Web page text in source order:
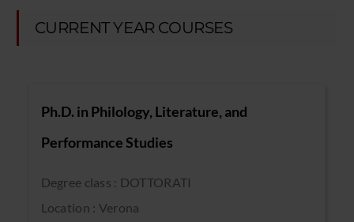
CURRENT YEAR COURSES
Ph.D. in Philology, Literature, and
Performance Studies
Degree class : DOTTORATI
Location : Verona